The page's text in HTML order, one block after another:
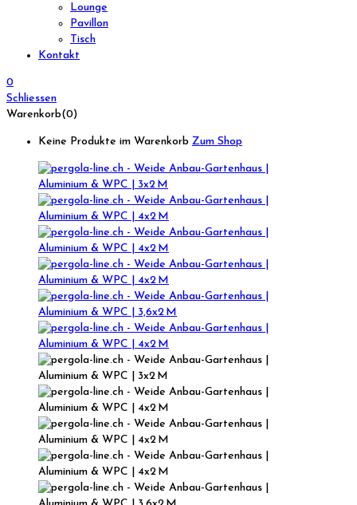
Lounge
Pavillon
Tisch
Kontakt
0
Schliessen
Warenkorb(0)
Keine Produkte im Warenkorb Zum Shop